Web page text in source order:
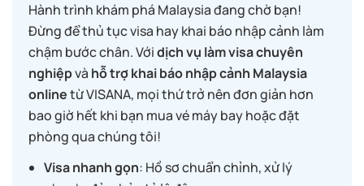
Hành trình khám phá Malaysia đang chờ bạn!
Đừng để thủ tục visa hay khai báo nhập cảnh làm
chậm bước chân. Vớidịch vụ làm visa chuyên
nghiệpvà hỗ trợ khai báo nhập cảnh Malaysia
onlinetừ VISANA, mọi thứ trở nên đơn giản hơn
bao giờ hết khi bạn mua vé máy bay hoặc đặt
phòng qua chúng tôi!
Visa nhanh gọn: Hồ sơ chuẩn chỉnh, xử lý